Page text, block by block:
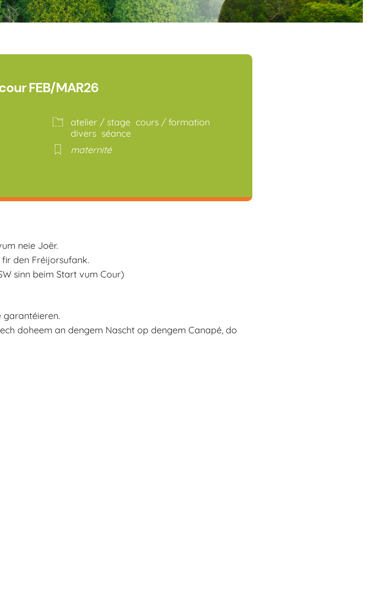
FEB/MAR26
atelier / stage cours / formation
divers séance
maternité
neie Joër.
den Fréijorsufank.
sinn beim Start vum Cour)
garantéieren.
doheem an dengem Nascht op dengem Canapé, do